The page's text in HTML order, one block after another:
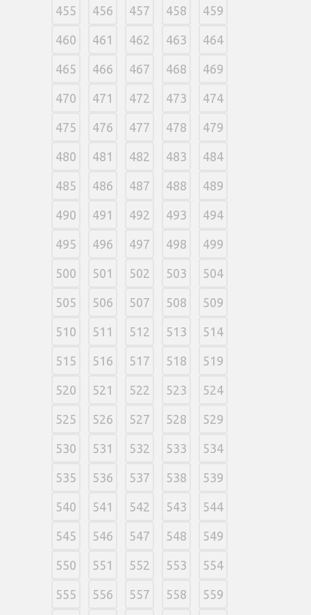
455 456 457 458 459
460 461 462 463 464
465 466 467 468 469
470 471 472 473 474
475 476 477 478 479
480 481 482 483 484
485 486 487 488 489
490 491 492 493 494
495 496 497 498 499
500 501 502 503 504
505 506 507 508 509
510 511 512 513 514
515 516 517 518 519
520 521 522 523 524
525 526 527 528 529
530 531 532 533 534
535 536 537 538 539
540 541 542 543 544
545 546 547 548 549
550 551 552 553 554
555 556 557 558 559